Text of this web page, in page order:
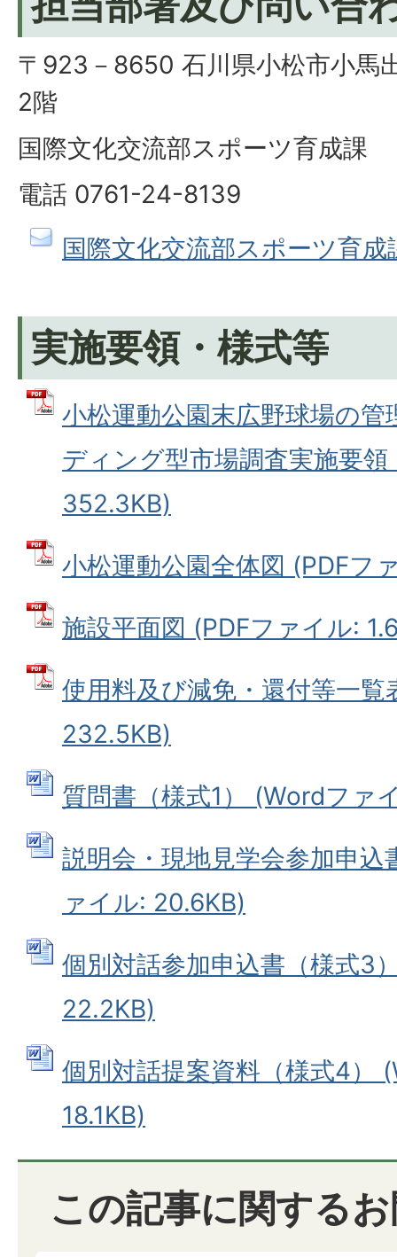
〒923－8650 石川県小松市小馬
2階
国際文化交流部スポーツ育成課
電話 0761-24-8139
国際文化交流部スポーツ育
実施要領・様式等
小松運動公園末広野球場の
ディング型市場調査実施要
352.3KB)
小松運動公園全体図 (PDFフ
施設平面図 (PDFファイル:
使用料及び減免・還付等一覧
232.5KB)
質問書（様式1） (Wordファ
説明会・現地見学会参加申
ァイル: 20.6KB)
個別対話参加申込書（様式3
22.2KB)
個別対話提案資料（様式4）
18.1KB)
この記事に関する